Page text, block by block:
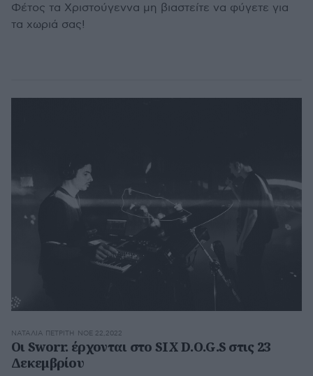
Φέτος τα Χριστούγεννα μη βιαστείτε να φύγετε για
τα χωριά σας!
ΝΑΤΑΛΊΑ ΠΕΤΡΊΤΗ ΝΟΕ 22,2022
Οι Sworr. έρχονται στο SIX D.O.G.S στις 23
Δεκεμβρίου